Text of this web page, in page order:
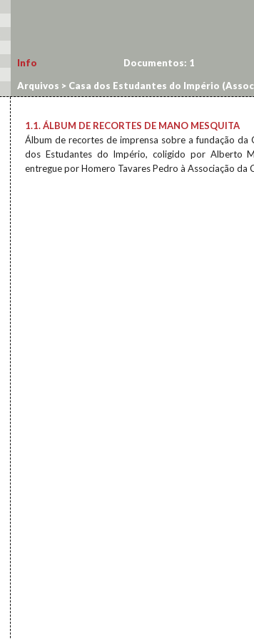
Info Documentos: 1
Arquivos > Casa dos Estudantes do Império
1.1. ÁLBUM DE RECORTES DE MANO MESQUITA
Álbum de recortes de imprensa sobre a fundação da
dos Estudantes do Império, coligido por Alberto
entregue por Homero Tavares Pedro à Associação da